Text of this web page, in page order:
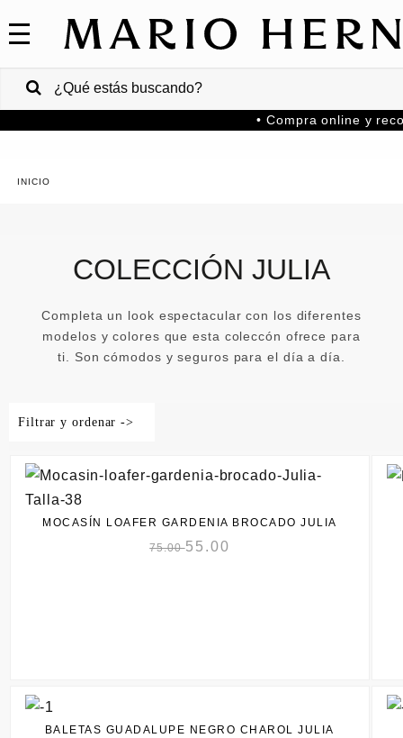
COLECCIONES
VENTAS
Venezuela
• Compra online y
COLECCIÓN JULIA
Completa un look espectacular con los diferentes
modelos y colores que esta coleccón ofrece para
ti. Son cómodos y seguros para el día a día.
Filtrar y ordenar ->
MOCASÍN LOAFER GARDENIA BROCADO JULIA
75.0055.00
BALETAS GUADALUPE NEGRO CHAROL JULIA